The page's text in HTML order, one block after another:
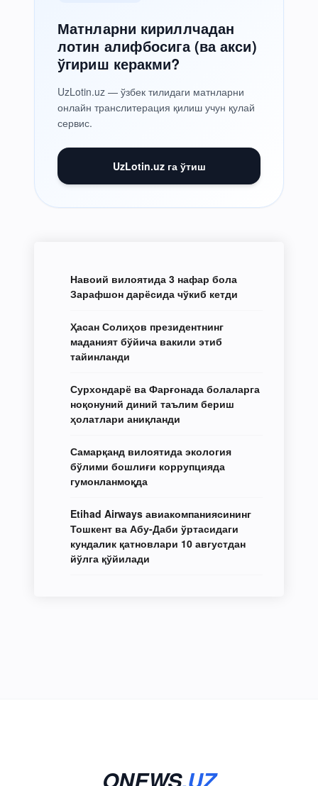
Матнларни кириллчадан
лотин алифбосига (ва акси)
ўгириш керакми?
UzLotin.uz — ўзбек тилидаги матнларни
онлайн транслитерация қилиш учун қулай
сервис.
UzLotin.uz га ўтиш
Навоий вилоятида 3 нафар бола
Зарафшон дарёсида чўкиб кетди
Ҳасан Солиҳов президентнинг
маданият бўйича вакили этиб
тайинланди
Сурхондарё ва Фарғонада болаларга
ноқонуний диний таълим бериш
ҳолатлари аниқланди
Самарқанд вилоятида экология
бўлими бошлиғи коррупцияда
гумонланмоқда
Etihad Airways авиакомпаниясининг
Тошкент ва Абу-Даби ўртасидаги
кундалик қатновлари 10 августдан
йўлга қўйилади
ONEWS.UZ